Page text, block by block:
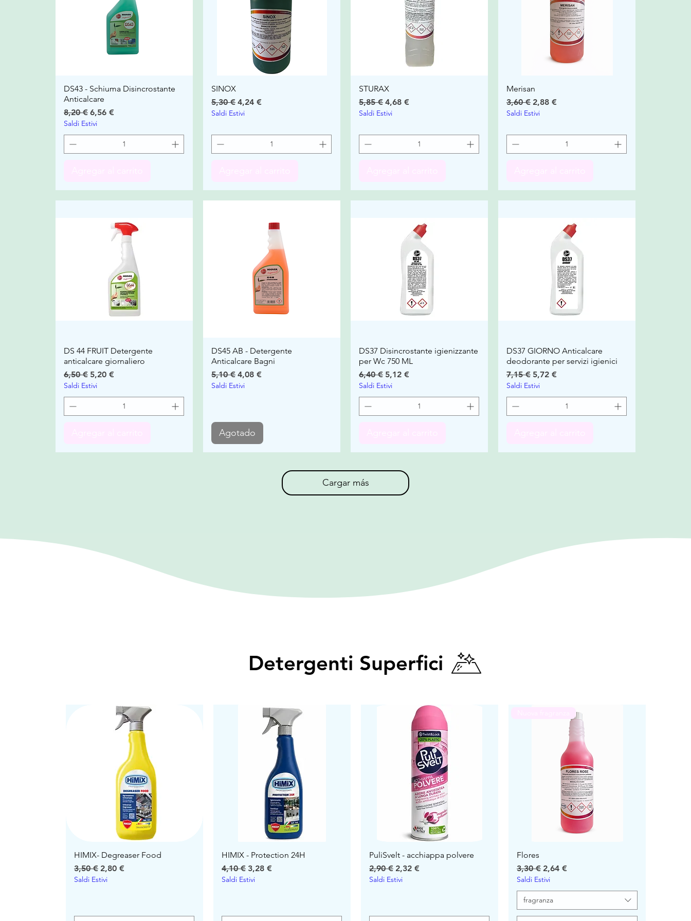
DS43 - Schiuma Disincrostante
Anticalcare
Precio
8,20 € Precio de oferta
6,56 €
Saldi Estivi
SINOX
Precio
5,30 € Precio de oferta
4,24 €
Saldi Estivi
STURAX
Precio
5,85 € Precio de oferta
4,68 €
Saldi Estivi
Merisan
Precio
3,60 € Precio de oferta
2,88 €
Saldi Estivi
DS 44 FRUIT Detergente
anticalcare giornaliero
Precio
6,50 € Precio de oferta
5,20 €
Saldi Estivi
DS45 AB - Detergente
Anticalcare Bagni
Precio
5,10 € Precio de oferta
4,08 €
Saldi Estivi
Agotado
DS37 Disincrostante igienizzante
per Wc 750 ML
Precio
6,40 € Precio de oferta
5,12 €
Saldi Estivi
DS37 GIORNO Anticalcare
deodorante per servizi igienici
Precio
7,15 € Precio de oferta
5,72 €
Saldi Estivi
Cargar más
Detergenti Superfici
HIMIX- Degreaser Food
Precio
3,50 € Precio de oferta
2,80 €
Saldi Estivi
HIMIX - Protection 24H
Precio
4,10 € Precio de oferta
3,28 €
Saldi Estivi
PuliSvelt - acchiappa polvere
Precio
2,90 € Precio de oferta
2,32 €
Saldi Estivi
Flores
Precio
3,30 € Precio de oferta
2,64 €
Saldi Estivi
fragranza